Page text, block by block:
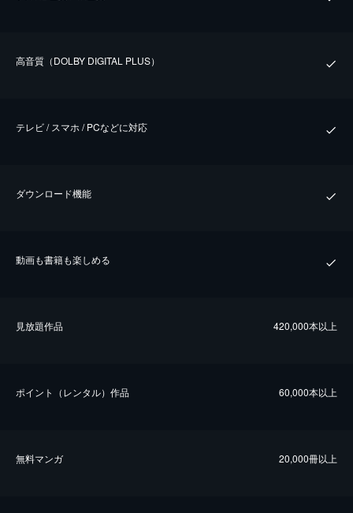
⾼⾳質（DOLBY DIGITAL PLUS）
テレビ / スマホ / PCなどに対応
ダウンロード機能
動画も書籍も楽しめる
⾒放題作品 420,000本以上
ポイント（レンタル）作品 60,000本以上
無料マンガ 20,000冊以上